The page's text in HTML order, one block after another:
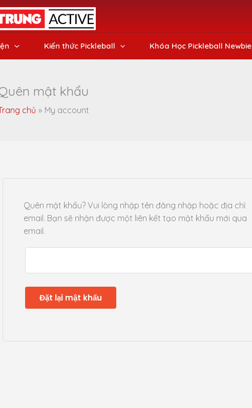
Kiến thức Pickleball Khóa Học Pickleball Newbie
mật khẩu
chủ My account
Quên mật khẩu? Vui lòng nhập tên đăng nhập hoặc địa chỉ
email. Bạn sẽ nhận được một liên kết tạo mật khẩu mới qua
email.
Đặt lại mật khẩu